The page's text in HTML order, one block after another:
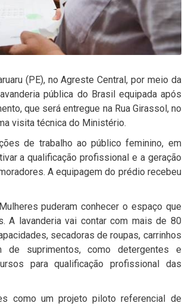
(PE), no Agreste Central, por meio da
pública do Brasil equipada após
que será entregue na Rua Girassol, no
visita técnica do Ministério.
de trabalho ao público feminino, em
a qualificação profissional e a geração
A equipagem do prédio recebeu
puderam conhecer o espaço que
A lavanderia vai contar com mais de 80
secadoras de roupas, carrinhos
de suprimentos, como detergentes e
para qualificação profissional das
como um projeto piloto referencial de